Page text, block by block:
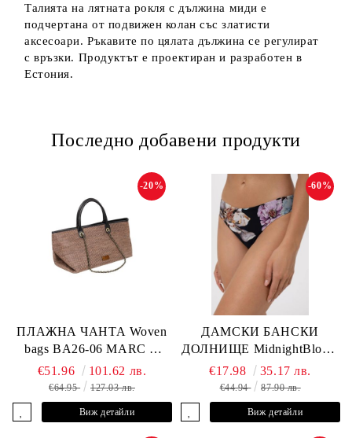
Талията на лятната рокля с дължина миди е
подчертана от подвижен колан със златисти
аксесоари. Ръкавите по цялата дължина се регулират
с връзки. Продуктът е проектиран и разработен в
Естония.
Последно добавени продукти
ПЛАЖНА ЧАНТА Woven
bags BA26-06 MARC &
ANDRE
-20%
€51.96 101.62 лв.
€64.95 127.03 лв.
Виж детайли
ДАМСКИ БАНСКИ
ДОЛНИЩЕ MidnightBloom
L2505-Z-MCR MARC &
ANDRE
-60%
€17.98 35.17 лв.
€44.94 87.90 лв.
Виж детайли